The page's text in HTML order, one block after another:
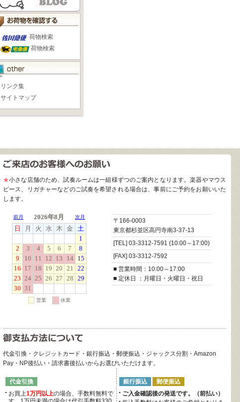
荷物検索
荷物検索
リンク集
サイトマップ
★小さな店舗のため、試奏ルームは一組様ずつのご案内となります。楽器やマウス
ピース、リガチャーなどのご試奏を希望される場合は、事前にご予約をお願いいた
します。
〒166-0003
東京都杉並区高円寺南3-37-13
[TEL] 03-3312-7591 (10:00～17:00)
[FAX] 03-3312-7592
■ 営業時間：10:00～17:00
■ 定休日 ：月曜日・火曜日・祝日
代金引換・クレジットカード・銀行振込・郵便振込・ジャックス分割・Amazon
Pay・NP後払い・請求書後払いからお選びいただけます。
代金引換
お買上1万円以上の場合、手数料無料で
銀行振込
郵便振込
ご入金確認後の発送です。（前払い）